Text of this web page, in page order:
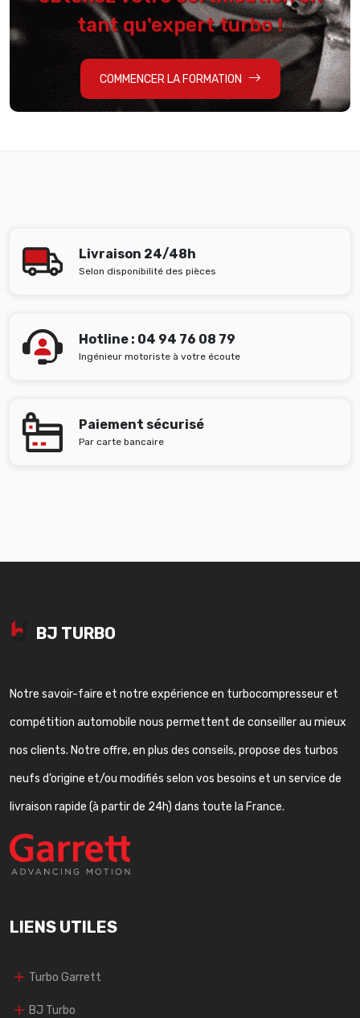
tant qu'expert turbo !
COMMENCER LA FORMATION
Livraison 24/48h
Selon disponibilité des pièces
Hotline : 04 94 76 08 79
Ingénieur motoriste à votre écoute
Paiement sécurisé
Par carte bancaire
BJ TURBO
Notre savoir-faire et notre expérience en turbocompresseur et
compétition automobile nous permettent de conseiller au mieux
nos clients. Notre offre, en plus des conseils, propose des turbos
neufs d’origine et/ou modifiés selon vos besoins et un service de
livraison rapide (à partir de 24h) dans toute la France.
LIENS UTILES
Turbo Garrett
BJ Turbo